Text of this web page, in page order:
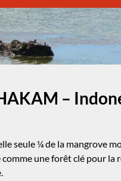
–
seule ¼ de la mangrove
une forêt clé pour la